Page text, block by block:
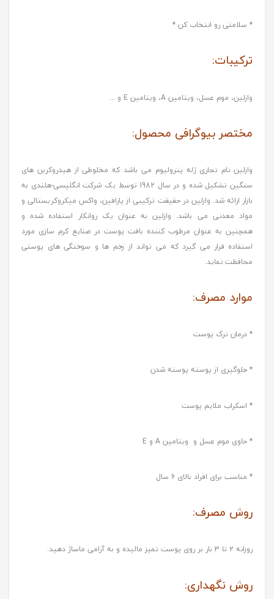
* سلامتی رو انتخاب کن *
ترکیبات:
وازلین، موم عسل، ویتامین A، ویتامین E و ...
مختصر بیوگرافی محصول:
وازلین نام تجاری ژله پترولیوم می باشد که مخلوطی از هیدروکربن های
سنگین تشکیل شده و در سال 1982 توسط یک شرکت انگلیسی-هلندی به
بازار ارائه شد. وازلین در حقیقت ترکیبی از پارافین، واکس میکروکریستالی و
مواد معدنی می باشد. وازلین به عنوان یک روانکار استفاده شده و
همچنین به عنوان مرطوب کننده بافت پوست در صنایع کرم سازی مورد
استفاده قرار می گیرد که می تواند از زخم ها و سوختگی های پوستی
محافظت نماید.
موارد مصرف:
* درمان ترک پوست
* جلوگیری از پوسته پوسته شدن
* اسکراب ملایم پوست
* حاوی موم عسل و ویتامین A و E
* مناسب برای افراد بالای 6 سال
روش مصرف:
روزانه 2 تا 3 بار بر روی پوست تمیز مالیده و به آرامی ماساژ دهید.
روش نگهداری: